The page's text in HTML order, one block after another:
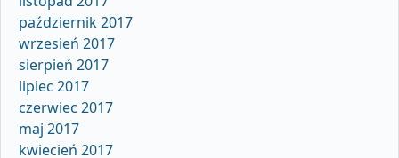
październik 2017
wrzesień 2017
sierpień 2017
lipiec 2017
czerwiec 2017
maj 2017
kwiecień 2017